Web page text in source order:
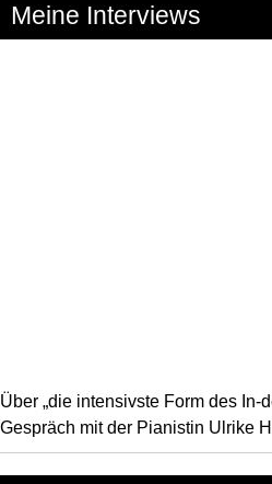
Meine Interviews
Über „die intensivste Form des In-
Gespräch mit der Pianistin Ulrike